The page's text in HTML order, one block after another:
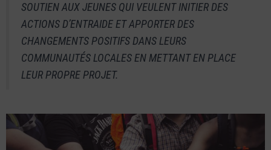
SOUTIEN AUX JEUNES QUI VEULENT INITIER DES
ACTIONS D’ENTRAIDE ET APPORTER DES
CHANGEMENTS POSITIFS DANS LEURS
COMMUNAUTÉS LOCALES EN METTANT EN PLACE
LEUR PROPRE PROJET.